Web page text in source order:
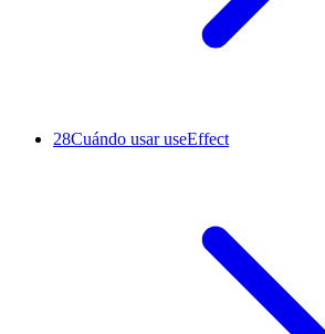
28Cuándo usar useEffect